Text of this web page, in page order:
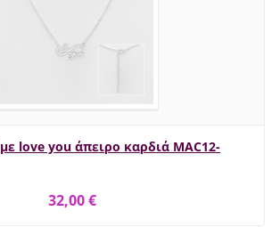
love you άπειρο καρδιά MAC12-
32,00 €